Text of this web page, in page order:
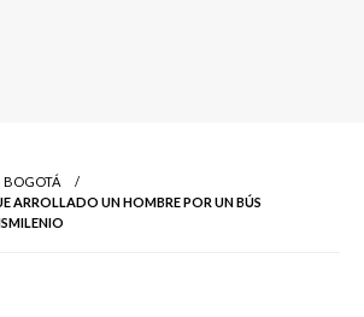
BOGOTÁ
ARROLLADO UN HOMBRE POR UN BÚS